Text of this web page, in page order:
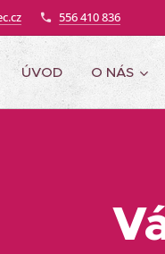
556 410 836
ÚVOD O NÁS